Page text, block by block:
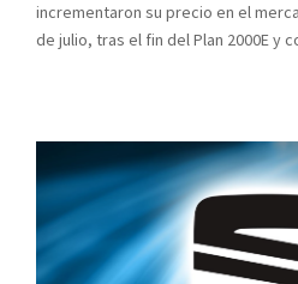
incrementaron su precio en el
de julio, tras el fin del Plan 2000E y